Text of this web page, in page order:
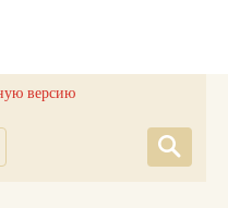
версию